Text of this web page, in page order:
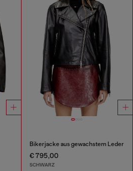
Bikerjacke aus gewachstem Leder
€ 795,00
SCHWARZ